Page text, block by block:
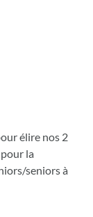
élire nos 2
la
seniors à